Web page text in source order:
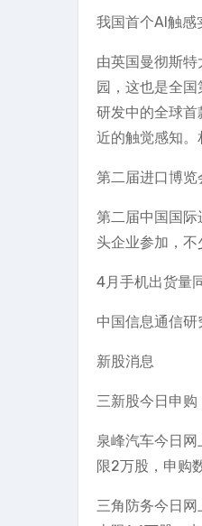
我国首个AI触感
由英国曼彻斯
园，这也是全
研发中的全球
近的触觉感知。
第二届进口博
第二届中国国
头企业参加，不
4月手机出货量
中国信息通信
新股消息
三新股今日申购
泉峰汽车今日
限2万股，申购
三角防务今日